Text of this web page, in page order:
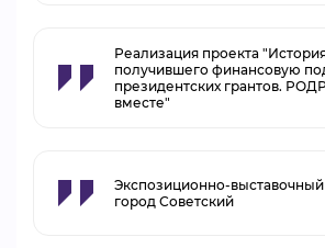
Реализация проекта
получившего финансовую
президентских грантов.
вместе"
Экспозиционно-
город Советский